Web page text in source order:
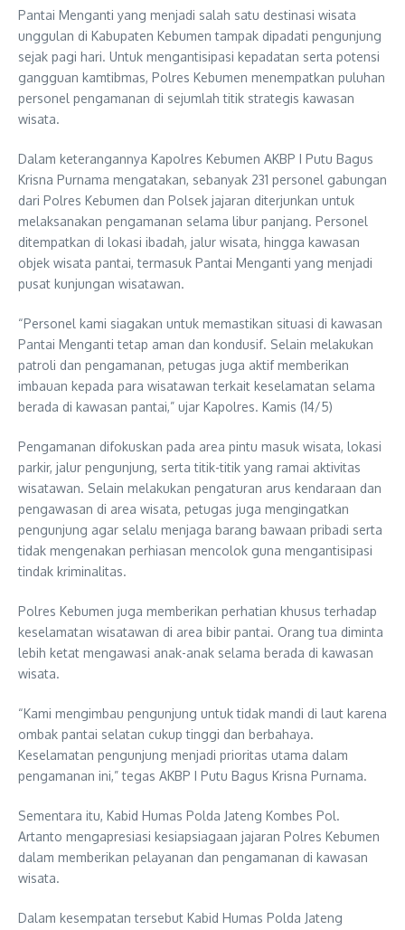
Pantai Menganti yang menjadi salah satu destinasi wisata
unggulan di Kabupaten Kebumen tampak dipadati pengunjung
sejak pagi hari. Untuk mengantisipasi kepadatan serta potensi
gangguan kamtibmas, Polres Kebumen menempatkan puluhan
personel pengamanan di sejumlah titik strategis kawasan
wisata.
Dalam keterangannya Kapolres Kebumen AKBP I Putu Bagus
Krisna Purnama mengatakan, sebanyak 231 personel gabungan
dari Polres Kebumen dan Polsek jajaran diterjunkan untuk
melaksanakan pengamanan selama libur panjang. Personel
ditempatkan di lokasi ibadah, jalur wisata, hingga kawasan
objek wisata pantai, termasuk Pantai Menganti yang menjadi
pusat kunjungan wisatawan.
“Personel kami siagakan untuk memastikan situasi di kawasan
Pantai Menganti tetap aman dan kondusif. Selain melakukan
patroli dan pengamanan, petugas juga aktif memberikan
imbauan kepada para wisatawan terkait keselamatan selama
berada di kawasan pantai,” ujar Kapolres. Kamis (14/5)
Pengamanan difokuskan pada area pintu masuk wisata, lokasi
parkir, jalur pengunjung, serta titik-titik yang ramai aktivitas
wisatawan. Selain melakukan pengaturan arus kendaraan dan
pengawasan di area wisata, petugas juga mengingatkan
pengunjung agar selalu menjaga barang bawaan pribadi serta
tidak mengenakan perhiasan mencolok guna mengantisipasi
tindak kriminalitas.
Polres Kebumen juga memberikan perhatian khusus terhadap
keselamatan wisatawan di area bibir pantai. Orang tua diminta
lebih ketat mengawasi anak-anak selama berada di kawasan
wisata.
“Kami mengimbau pengunjung untuk tidak mandi di laut karena
ombak pantai selatan cukup tinggi dan berbahaya.
Keselamatan pengunjung menjadi prioritas utama dalam
pengamanan ini,” tegas AKBP I Putu Bagus Krisna Purnama.
Sementara itu, Kabid Humas Polda Jateng Kombes Pol.
Artanto mengapresiasi kesiapsiagaan jajaran Polres Kebumen
dalam memberikan pelayanan dan pengamanan di kawasan
wisata.
Dalam kesempatan tersebut Kabid Humas Polda Jateng